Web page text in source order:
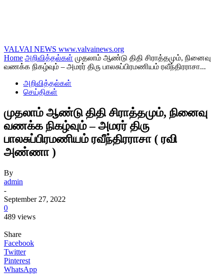
VALVAI NEWS www.valvainews.org
Home அறிவித்தல்கள் முதலாம் ஆண்டு திதி சிராத்தமும், நினைவு
வணக்க நிகழ்வும் – அமரர் திரு பாலசுப்பிரமணியம் ரவீந்திரராசா...
அறிவித்தல்கள்
செய்திகள்
முதலாம் ஆண்டு திதி சிராத்தமும், நினைவு
வணக்க நிகழ்வும் – அமரர் திரு
பாலசுப்பிரமணியம் ரவீந்திரராசா ( ரவி
அண்ணா )
By
admin
-
September 27, 2022
0
489 views
Share
Facebook
Twitter
Pinterest
WhatsApp